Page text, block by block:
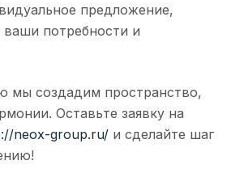
предложение,
потребности и
мы создадим пространство,
Оставьте заявку на
neox-group.ru/ и сделайте шаг